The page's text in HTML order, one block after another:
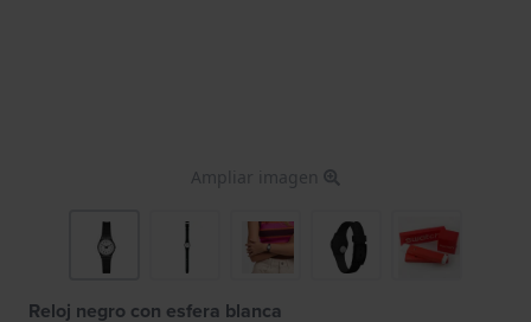
Ampliar imagen
Reloj negro con esfera blanca